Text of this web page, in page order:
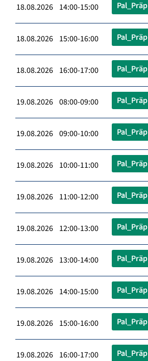
18.08.2026 14:00-15:00 Pal_Präp
18.08.2026 15:00-16:00 Pal_Präp
18.08.2026 16:00-17:00 Pal_Präp
19.08.2026 08:00-09:00 Pal_Präp
19.08.2026 09:00-10:00 Pal_Präp
19.08.2026 10:00-11:00 Pal_Präp
19.08.2026 11:00-12:00 Pal_Präp
19.08.2026 12:00-13:00 Pal_Präp
19.08.2026 13:00-14:00 Pal_Präp
19.08.2026 14:00-15:00 Pal_Präp
19.08.2026 15:00-16:00 Pal_Präp
19.08.2026 16:00-17:00 Pal_Präp